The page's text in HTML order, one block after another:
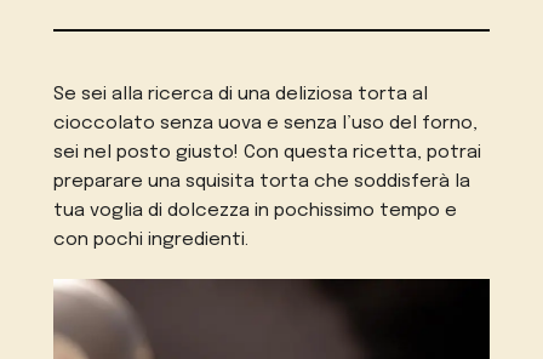
Se sei alla ricerca di una deliziosa torta al
cioccolato senza uova e senza l’uso del forno,
sei nel posto giusto! Con questa ricetta, potrai
preparare una squisita torta che soddisferà la
tua voglia di dolcezza in pochissimo tempo e
con pochi ingredienti.